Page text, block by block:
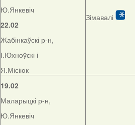
Ю.Янкевіч
22.02
Жабінкаўскі р-н,
І.Юхноўскі і
Я.Місіюк
Зімавалі
19.02
Маларыцкі р-н,
Ю.Янкевіч